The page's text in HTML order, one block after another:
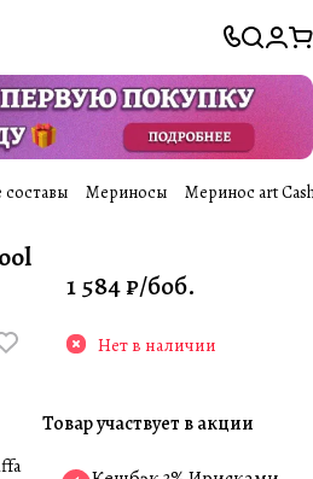
Мериносы Меринос art
1 584 ₽/боб.
Нет в наличии
Товар участвует в акции